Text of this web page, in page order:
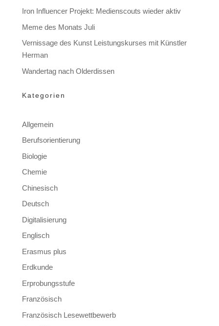
Iron Influencer Projekt: Medienscouts wieder aktiv
Meme des Monats Juli
Vernissage des Kunst Leistungskurses mit Künstler
Herman
Wandertag nach Olderdissen
Kategorien
Allgemein
Berufsorientierung
Biologie
Chemie
Chinesisch
Deutsch
Digitalisierung
Englisch
Erasmus plus
Erdkunde
Erprobungsstufe
Französisch
Französisch Lesewettbewerb